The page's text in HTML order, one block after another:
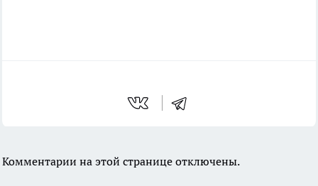
Комментарии на этой странице отключены.